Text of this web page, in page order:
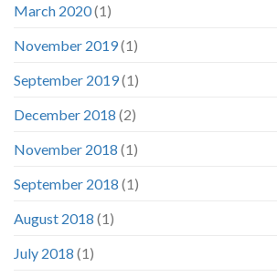
March 2020(1)
November 2019(1)
September 2019(1)
December 2018 (2)
November 2018 (1)
September 2018 (1)
August 2018 (1)
July 2018 (1)